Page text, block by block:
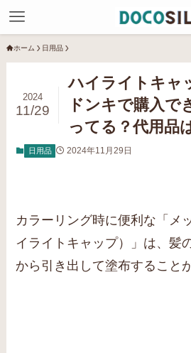
ホーム 日用品
ハイライトキャ
ドンキで購入で
ってる？代用品
2024
11/29
日用品 2024年11月29日
カラーリング時に便利な「メ
イライトキャップ）」は、髪
から引き出して塗布すること